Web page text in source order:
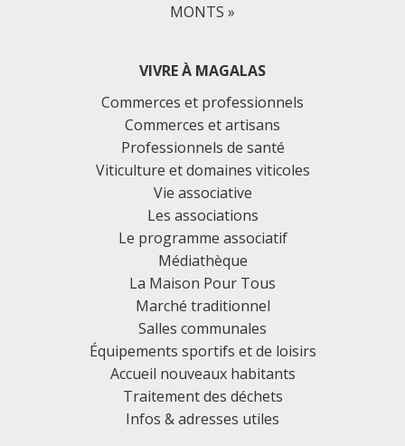
MONTS »
VIVRE À MAGALAS
Commerces et professionnels
Commerces et artisans
Professionnels de santé
Viticulture et domaines viticoles
Vie associative
Les associations
Le programme associatif
Médiathèque
La Maison Pour Tous
Marché traditionnel
Salles communales
Équipements sportifs et de loisirs
Accueil nouveaux habitants
Traitement des déchets
Infos & adresses utiles